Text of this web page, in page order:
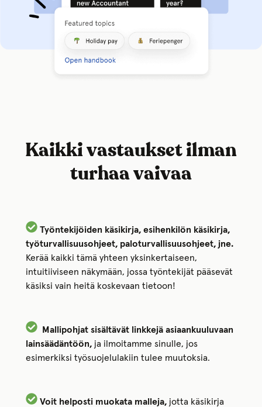
Kaikki vastaukset ilman
turhaa vaivaa
Työntekijöiden käsikirja, esihenkilön käsikirja,
työturvallisuusohjeet, paloturvallisuusohjeet, jne.
Kerää kaikki tämä yhteen yksinkertaiseen,
intuitiiviseen näkymään, jossa työntekijät pääsevät
käsiksi vain heitä koskevaan tietoon!
Mallipohjat sisältävät linkkejä asiaankuuluvaan
lainsäädäntöön, ja ilmoitamme sinulle, jos
esimerkiksi työsuojelulakiin tulee muutoksia.
Voit helposti muokata malleja, jotta käsikirja